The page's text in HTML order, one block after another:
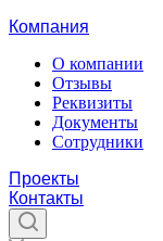
Компания
О компании
Отзывы
Реквизиты
Документы
Сотрудники
Проекты
Контакты